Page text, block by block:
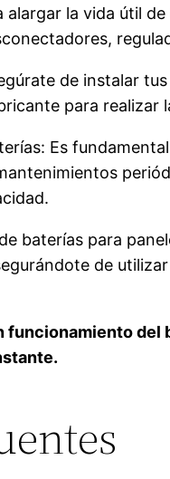
alargar la vida útil
de instalar
para
Es
baterías para
de
funcionamiento